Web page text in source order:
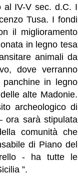
al IV-V sec. d.C. I
Tusa. I fondi
il miglioramento
in legno tesa
animali da
dove verranno
panchine in legno
alte Madonie.
archeologico di
ora sarà stipulata
comunità che
di Piano del
- ha tutte le
”.